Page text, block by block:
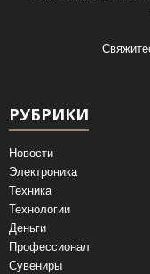
РУБРИКИ
Новости
Электроника
Техника
Технологии
Деньги
Профессионал
Сувениры